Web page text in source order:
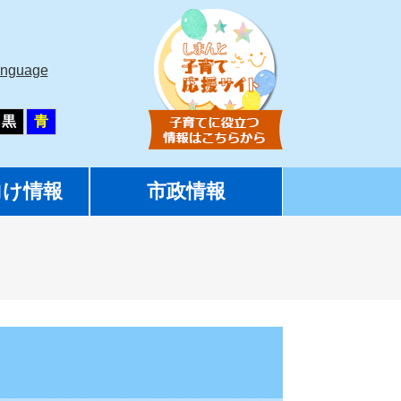
黒 青
情報 市政情報